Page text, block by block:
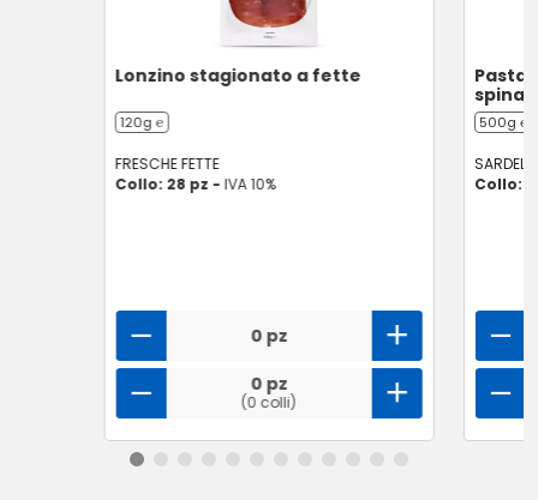
Lonzino stagionato a fette
120g ℮
FRESCHE FETTE
Collo: 28 pz - IVA 10%
0 pz
0 pz
(0 colli)
Pasta
500g ℮
Collo: